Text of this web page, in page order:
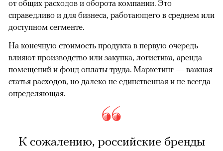
от общих расходов и оборота компании. Это
справедливо и для бизнеса, работающего в среднем или
доступном сегменте.
На конечную стоимость продукта в первую очередь
влияют производство или закупка, логистика, аренда
помещений и фонд оплаты труда. Маркетинг — важная
статья расходов, но далеко не единственная и не всегда
определяющая.
К сожалению, российские бренды